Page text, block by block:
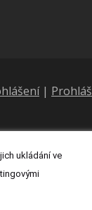
|
ukládání ve